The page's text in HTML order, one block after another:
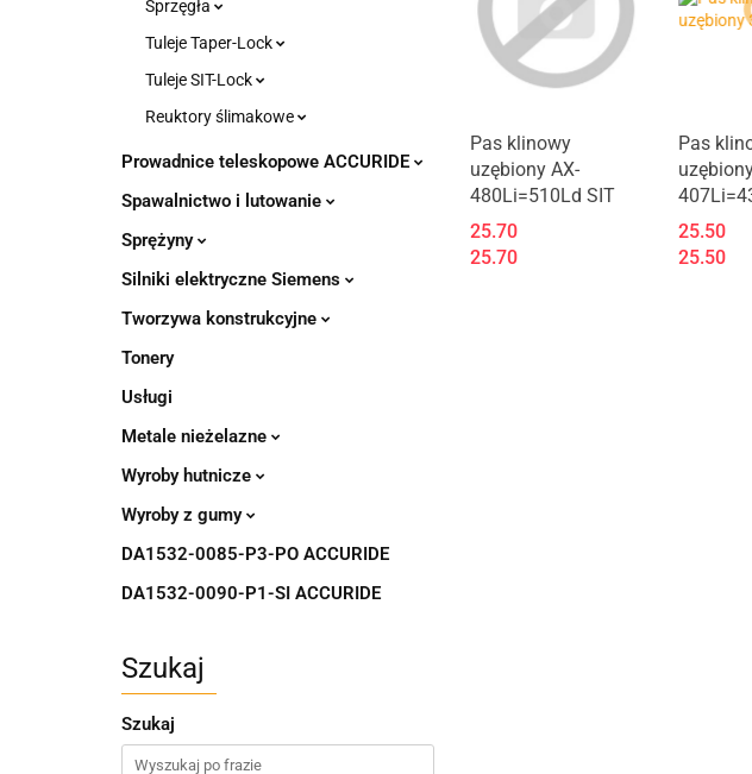
Sprzęgła
Tuleje Taper-Lock
Tuleje SIT-Lock
Reuktory ślimakowe
Prowadnice teleskopowe ACCURIDE
Spawalnictwo i lutowanie
Sprężyny
Silniki elektryczne Siemens
Tworzywa konstrukcyjne
Tonery
Usługi
Metale nieżelazne
Wyroby hutnicze
Wyroby z gumy
DA1532-0085-P3-PO ACCURIDE
DA1532-0090-P1-SI ACCURIDE
Szukaj
Szukaj
Pas klinowy
uzębiony AX-
480Li=510Ld SIT
25.70
25.70
Pas
25.50
25.50